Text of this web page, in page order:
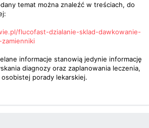
temat można znaleźć w treściach, do
flucofast-dzialanie-sklad-dawkowanie-
informacje stanowią jedynie informację
diagnozy oraz zaplanowania leczenia,
porady lekarskiej.